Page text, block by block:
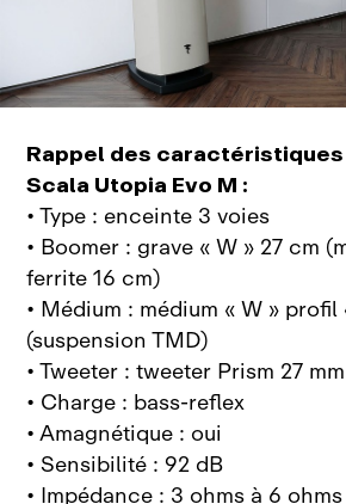
Rappel des
Scala Utopia Evo M :
• Type : enceinte 3 voies
• Boomer : grave « W » 27 cm
ferrite 16 cm)
• Médium : médium « W » profil
(suspension TMD)
• Tweeter : tweeter Prism 27
• Charge : bass-reflex
• Amagnétique : oui
• Sensibilité : 92 dB
• Impédance : 3 ohms à 6 ohms